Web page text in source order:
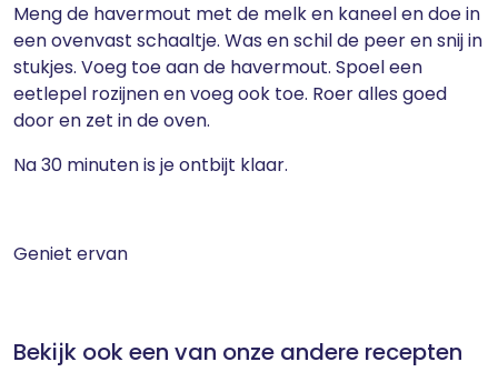
Meng de havermout met de melk en kaneel en doe in
een ovenvast schaaltje. Was en schil de peer en snij in
stukjes. Voeg toe aan de havermout. Spoel een
eetlepel rozijnen en voeg ook toe. Roer alles goed
door en zet in de oven.
Na 30 minuten is je ontbijt klaar.
Geniet ervan
Bekijk ook een van onze andere recepten